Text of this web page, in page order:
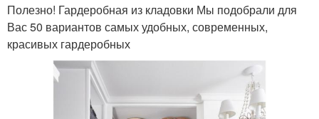
Полезно! Гардеробная из кладовки Мы подобрали для
Вас 50 вариантов самых удобных, современных,
красивых гардеробных